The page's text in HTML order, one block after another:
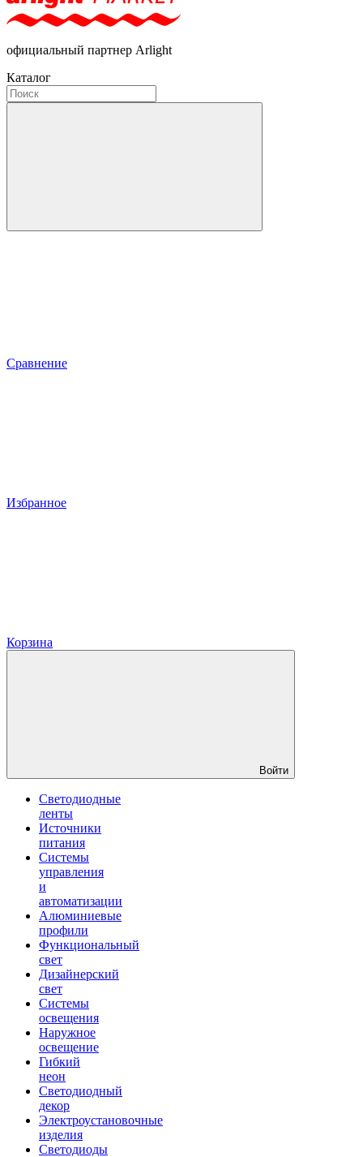
официальный партнер Arlight
Каталог
Сравнение
Избранное
Корзина
Войти
Светодиодные
ленты
Источники
питания
Системы
управления
и
автоматизации
Алюминиевые
профили
Функциональный
свет
Дизайнерский
свет
Системы
освещения
Наружное
освещение
Гибкий
неон
Светодиодный
декор
Электроустановочные
изделия
Светодиоды